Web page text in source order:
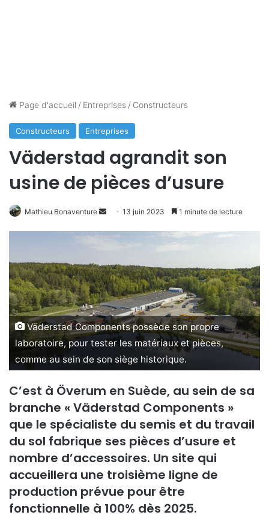
Page d'accueil / Entreprises / Constructeurs
Constructeurs Entreprises
Väderstad agrandit son
usine de pièces d’usure
Mathieu Bonaventure
v
y
e
r
u
n
c
o
u
i
e
l
13 juin 2023 1 minute de lecture
Väderstad Components possède son propre
laboratoire, pour tester les matériaux et pièces,
comme au sein de son siège historique.
C’est à Överum en Suède, au sein de sa
branche « Väderstad Components »
que le spécialiste du semis et du travail
du sol fabrique ses pièces d’usure et
nombre d’accessoires. Un site qui
accueillera une troisième ligne de
production prévue pour être
fonctionnelle à 100% dès 2025.